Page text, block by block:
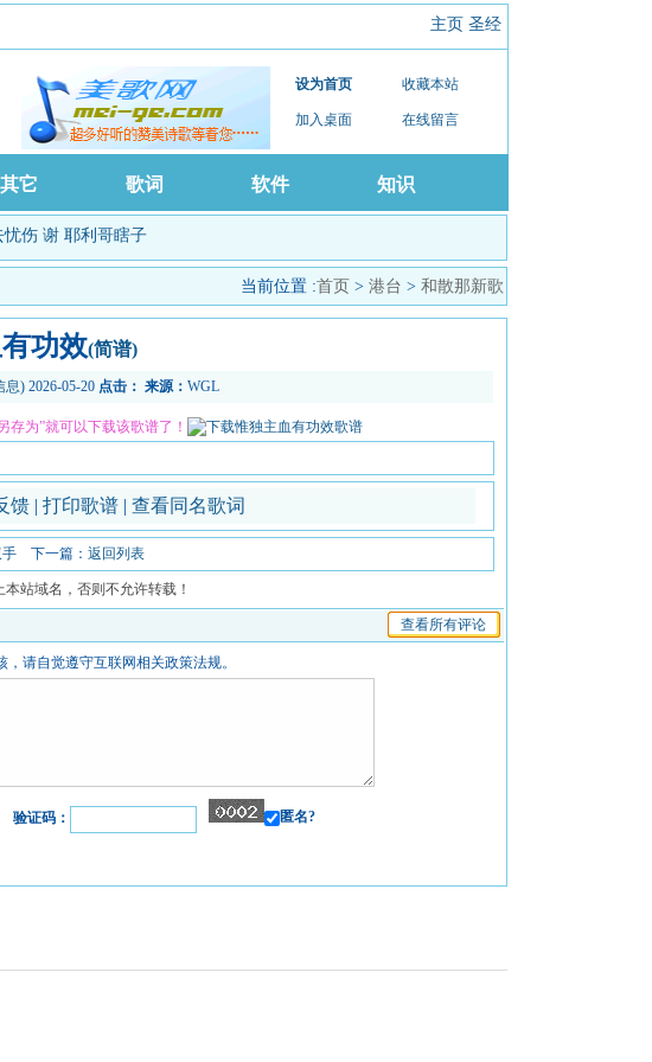
主页 圣经
设为首页 收藏本站
加入桌面 在线留言
其它 歌词 软件 知识
忧伤 谢 耶利哥瞎子
当前位置 :首页 > 港台 > 和散那新歌
功效(简谱)
息) 2026-05-20 点击： 来源： WGL
为”就可以下载该歌谱了！
馈 | 打印歌谱 | 查看同名歌词
手 下一篇： 返回列表
站域名，否则不允许转载！
查看所有评论
，请自觉遵守互联网相关政策法规。
验证码： 匿名?